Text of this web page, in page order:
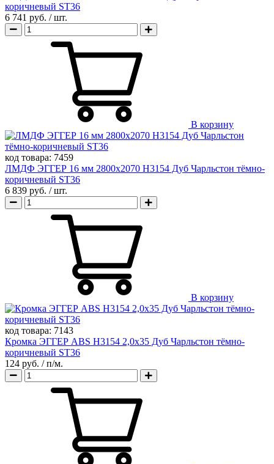
коричневый ST36
6 741 руб. / шт.
В корзину
код товара: 7459
ЛМДФ ЭГГЕР 16 мм 2800х2070 H3154 Дуб Чарльстон тёмно-
коричневый ST36
6 839 руб. / шт.
В корзину
код товара: 7143
Кромка ЭГГЕР ABS H3154 2,0х35 Дуб Чарльстон тёмно-
коричневый ST36
124 руб. / п/м.